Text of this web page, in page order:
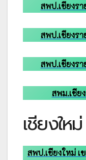
สพป.เชียงร
สพป.เชียงร
สพป.เชียงร
สพม.เชีย
เชียงใหม่
สพป.เชียงใหม่ เ